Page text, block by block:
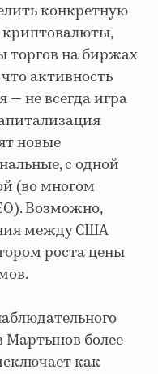
конкретную
криптовалюты,
торгов на биржах
активность
— не всегда игра
новые
с одной
(во многом
Возможно,
между США
роста цены
Мартынов более
как